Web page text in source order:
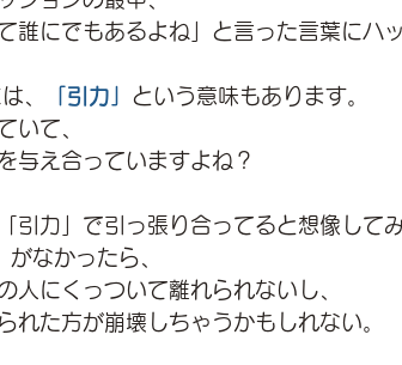
誰にでもあるよね」と言った言葉にハ
は、 「引力」 という意味もあります。
いて、
与え合っていますよね？
引力」で引っ張り合ってると想像して
なかったら、
人にくっついて離れられないし、
れた方が崩壊しちゃうかもしれない。